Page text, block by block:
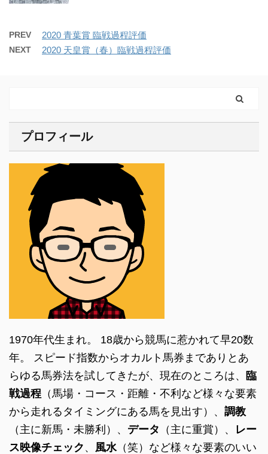
PREV 2020 青葉賞 臨戦過程評価
NEXT 2020 天皇賞（春）臨戦過程評価
プロフィール
1970年代生まれ。 18歳から競馬に惹かれて早20数
年。 スピード指数からオカルト馬券までありとあ
らゆる馬券法を試してきたが、現在のところは、 臨
戦過程 （馬場・コース・距離・不利など様々な要素
から走れるタイミングにある馬を見出す）、 調教
（主に新馬・未勝利）、 データ （主に重賞）、 レー
ス映像チェック 、 風水（笑）など様々な要素のいい